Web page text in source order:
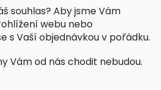
souhlas? Aby jsme Vám
webu nebo
s Vaší objednávkou v pořádku.
Vám od nás chodit nebudou.